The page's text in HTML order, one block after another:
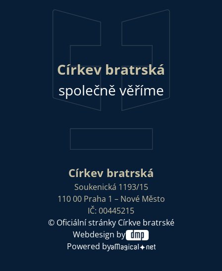
Církev bratrská
společně věříme
Církev bratrská
Soukenická 1193/15
110 00 Praha 1 – Nové Město
IČ: 00445215
© Oficiální stránky Církve bratrské
Webdesign by
Powered by